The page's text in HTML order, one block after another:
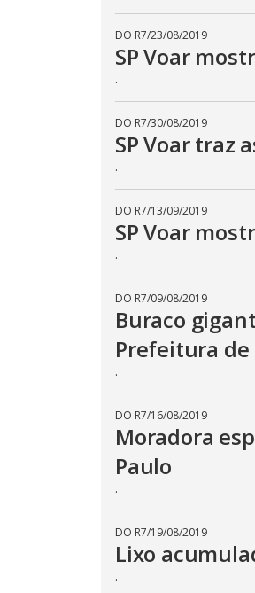
DO R7/23/08/2019
SP Voar
.
DO R7/30/08/2019
SP Voar traz
.
DO R7/13/09/2019
SP Voar
.
DO R7/09/08/2019
Buraco
Prefeitura de
.
DO R7/16/08/2019
Moradora
Paulo
.
DO R7/19/08/2019
Lixo
.